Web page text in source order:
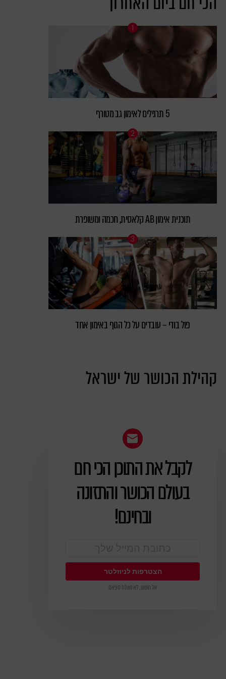
5 תרגילים לאימון גב מטורף
תוכנית אימון AB קלאסית, חכמה ומשופרת
פול בודי – עובדים על כל הגוף באימון אחד
קהילת הכושר של ישראל
ניוזלטר
לקבל את התוכן הכי חם
בעולם הכושר והתזונה
ובחינם!
אל חשש, לא נשלח ספאם